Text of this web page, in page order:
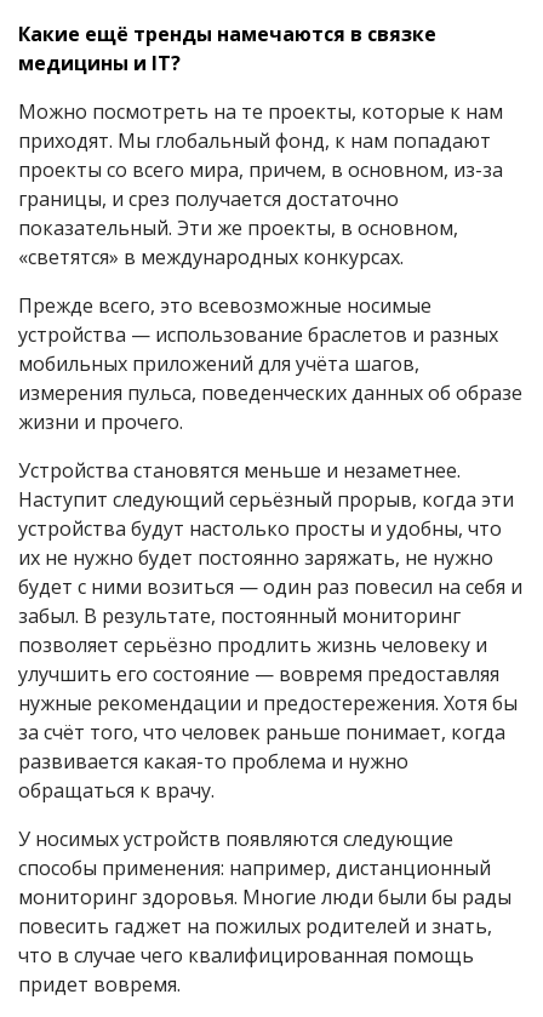
Какие ещё тренды намечаются в связке
медицины и IT?
Можно посмотреть на те проекты, которые к нам
приходят. Мы глобальный фонд, к нам попадают
проекты со всего мира, причем, в основном, из-за
границы, и срез получается достаточно
показательный. Эти же проекты, в основном,
«светятся» в международных конкурсах.
Прежде всего, это всевозможные носимые
устройства — использование браслетов и разных
мобильных приложений для учёта шагов,
измерения пульса, поведенческих данных об образе
жизни и прочего.
Устройства становятся меньше и незаметнее.
Наступит следующий серьёзный прорыв, когда эти
устройства будут настолько просты и удобны, что
их не нужно будет постоянно заряжать, не нужно
будет с ними возиться — один раз повесил на себя и
забыл. В результате, постоянный мониторинг
позволяет серьёзно продлить жизнь человеку и
улучшить его состояние — вовремя предоставляя
нужные рекомендации и предостережения. Хотя бы
за счёт того, что человек раньше понимает, когда
развивается какая-то проблема и нужно
обращаться к врачу.
У носимых устройств появляются следующие
способы применения: например, дистанционный
мониторинг здоровья. Многие люди были бы рады
повесить гаджет на пожилых родителей и знать,
что в случае чего квалифицированная помощь
придет вовремя.